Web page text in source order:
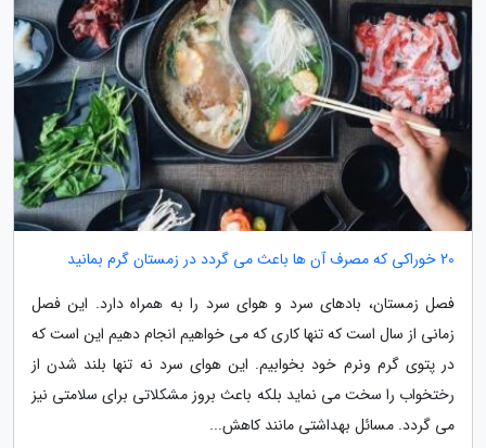
20 خوراکی که مصرف آن ها باعث می گردد در زمستان گرم بمانید
فصل زمستان، بادهای سرد و هوای سرد را به همراه دارد. این فصل
زمانی از سال است که تنها کاری که می خواهیم انجام دهیم این است که
در پتوی گرم ونرم خود بخوابیم. این هوای سرد نه تنها بلند شدن از
رختخواب را سخت می نماید بلکه باعث بروز مشکلاتی برای سلامتی نیز
می گردد. مسائل بهداشتی مانند کاهش...